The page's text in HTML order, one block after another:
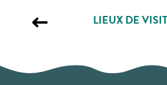
LIEUX DE